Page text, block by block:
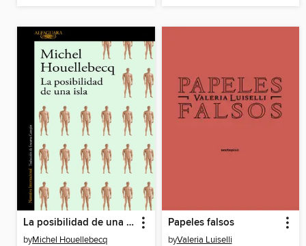
La posibilidad de una isla
byMichel Houellebecq
Papeles falsos
byValeria Luiselli